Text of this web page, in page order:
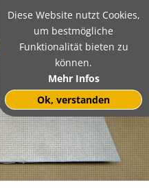
Diese Website nutzt Cookies,
um bestmögliche
Funktionalität bieten zu
können.
Mehr Infos
Ok, verstanden